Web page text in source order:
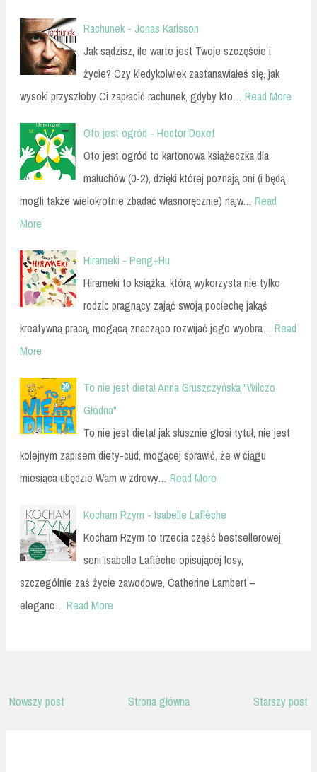
Rachunek - Jonas Karlsson
Jak sądzisz, ile warte jest Twoje szczęście i
życie? Czy kiedykolwiek zastanawiałeś się, jak
wysoki przyszłoby Ci zapłacić rachunek, gdyby kto… Read More
Oto jest ogród - Hector Dexet
Oto jest ogród to kartonowa książeczka dla
maluchów (0-2), dzięki której poznają oni (i będą
mogli także wielokrotnie zbadać własnoręcznie) najw… Read
More
Hirameki - Peng+Hu
Hirameki to książka, którą wykorzysta nie tylko
rodzic pragnący zająć swoją pociechę jakąś
kreatywną pracą, mogącą znacząco rozwijać jego wyobra… Read
More
To nie jest dieta! Anna Gruszczyńska "Wilczo
Głodna"
To nie jest dieta! jak słusznie głosi tytuł, nie jest
kolejnym zapisem diety-cud, mogącej sprawić, że w ciągu
miesiąca ubędzie Wam w zdrowy… Read More
Kocham Rzym - Isabelle Laflèche
Kocham Rzym to trzecia część bestsellerowej
serii Isabelle Laflèche opisującej losy,
szczególnie zaś życie zawodowe, Catherine Lambert –
eleganc… Read More
Nowszy post Starszy post
Strona główna